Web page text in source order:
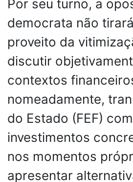
Por seu turno, a
democrata não
proveito da
discutir
contextos
nomeadamente,
do Estado (FEF) com
investimentos
nos momentos
apresentar